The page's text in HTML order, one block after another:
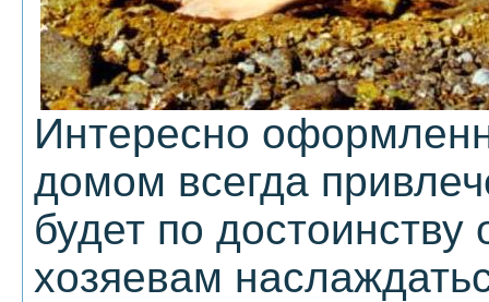
Интересно
домом всегда
будет по
хозяевам